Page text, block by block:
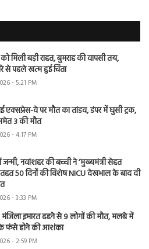
मिली बड़ी राहत, बुमराह की वापसी तय,
से पहले खत्म हुई चिंता
- 5:21 PM
एक्सप्रेस-वे पर मौत का तांडव, डंपर में घुसी ट्रक,
3 की मौत
- 4:17 PM
जन्मी, नवांशहर की बच्ची ने ‘मुख्यमंत्री सेहत
50 दिनों की विशेष NICU देखभाल के बाद दी
- 3:33 PM
मंजिला इमारत ढहने से 9 लोगों की मौत, मलबे में
फंसे होने की आशंका
- 2:59 PM